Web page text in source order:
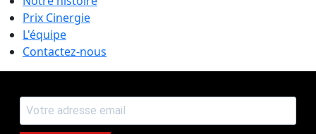
Prix Cinergie
L'équipe
Contactez-nous